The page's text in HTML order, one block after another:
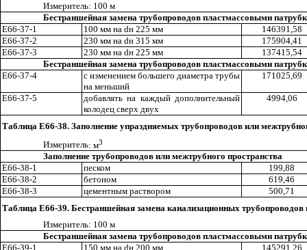
Измеритель: 100 м
Бестраншейная замена трубопроводов пластмассовыми
Е66-37-1
100 мм на dн 225 мм
146391,58
Е66-37-2
230 мм на dн 315 мм
175904,41
Е66-37-3 230 мм на dн 225 мм
137415,54
Бестраншейная замена трубопроводов пластмассовыми
Е66-37-4
с изменением большегодиаметра трубы
на меньший
171025,69
Е66-37-5 добавлять на каждый дополнительный
колодецсверх двух
4994,06
Таблица Е66-38. Заполнение упраздняемых трубопроводов или
Измеритель: м3
Заполнение трубопроводов или межтрубного пространства
Е66-38-1 песком
199,88
Е66-38-2
бетоном 619,46
Е66-38-3
цементным раствором 500,71
Таблица Е66-39. Бестраншейная замена канализационных
Измеритель: 100 м
Бестраншейная замена трубопроводов пластмассовыми
Е66-39-1
150 мм на dн200 мм
145291,26